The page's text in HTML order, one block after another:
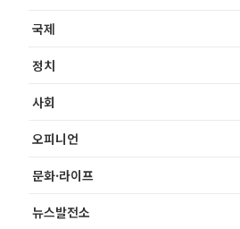
국제
정치
사회
오피니언
문화·라이프
뉴스발전소